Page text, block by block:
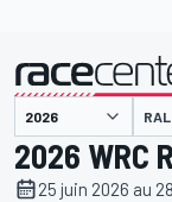
présenté par
2026 WRC
25 juin 2026 au